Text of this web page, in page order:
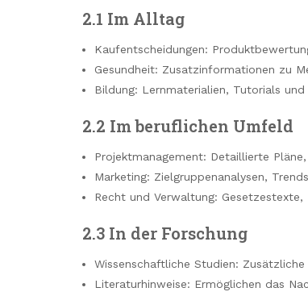
2.1 Im Alltag
Kaufentscheidungen:
Gesundheit: Zusatzinformationen zu
Bildung: Lernmaterialien, Tutorials
2.2 Im beruflichen Umfeld
Projektmanagement: Detaillierte
Marketing: Zielgruppenanalysen,
Recht und Verwaltung:
2.3 In der Forschung
Wissenschaftliche Studien:
Literaturhinweise: Ermöglichen das